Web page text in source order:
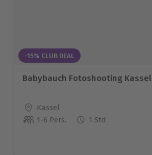
-15% CLUB DEAL
Babybauch Fotoshooting Kassel
Standort
Kassel
Anzahl der Teilnehmer
1-6 Pers. 1 Std